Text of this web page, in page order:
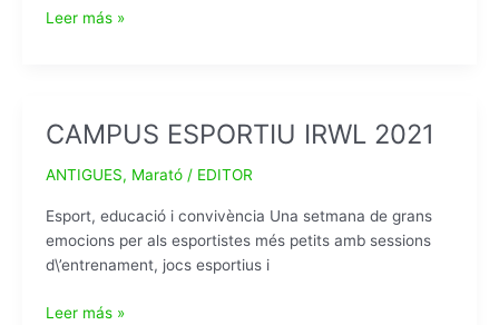
BEHOBIA
Leer más »
CAMPUS ESPORTIU IRWL 2021
ANTIGUES, Marató/ EDITOR
Esport, educació i convivència Una setmana de grans
emocions per als esportistes més petits amb sessions
d\’entrenament, jocs esportius i
CAMPUS
Leer más »